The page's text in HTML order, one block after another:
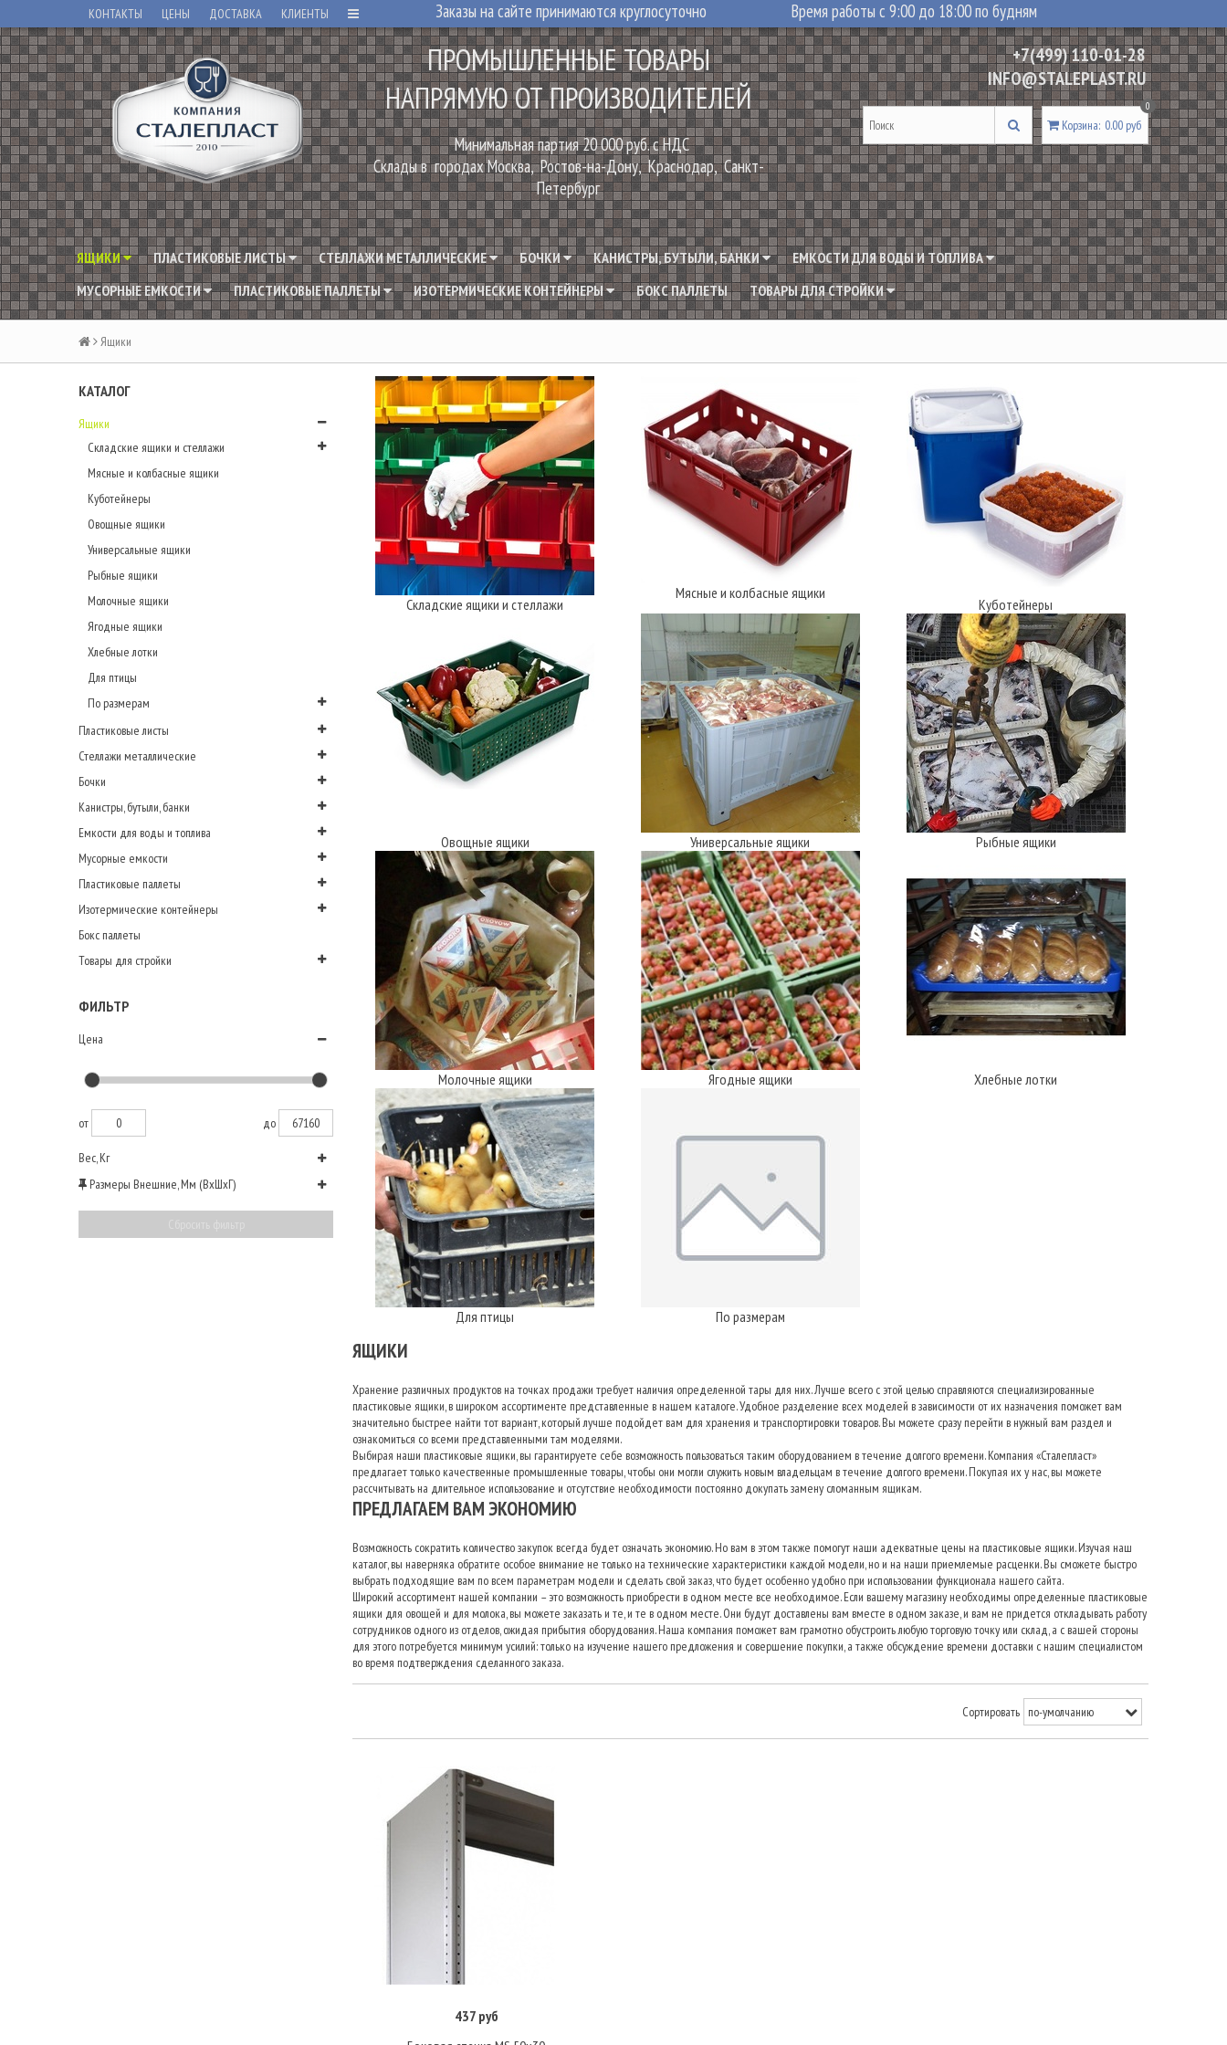
КОНТАКТЫ ЦЕНЫ ДОСТАВКА КЛИЕНТЫ Заказы на сайте принимаются круглосуточно Время работы с 9:00 до 18:00 по будням
ПРОМЫШЛЕННЫЕ ТОВАРЫ
НАПРЯМУЮ ОТ ПРОИЗВОДИТЕЛЕЙ
Минимальная партия 20 000 руб. с НДС
Склады в городах Москва, Ростов-на-Дону, Краснодар, Санкт-
Петербург
+7(499) 110-01-28
INFO@STALEPLAST.RU
Корзина:
0
0.00 руб
ЯЩИКИ ПЛАСТИКОВЫЕ ЛИСТЫ СТЕЛЛАЖИ МЕТАЛЛИЧЕСКИЕ БОЧКИ КАНИСТРЫ, БУТЫЛИ, БАНКИ
ЕМКОСТИ ДЛЯ ВОДЫ И ТОПЛИВА
МУСОРНЫЕ ЕМКОСТИ
ПЛАСТИКОВЫЕ ПАЛЛЕТЫ ИЗОТЕРМИЧЕСКИЕ КОНТЕЙНЕРЫ БОКС ПАЛЛЕТЫ ТОВАРЫ ДЛЯ СТРОЙКИ
Ящики
КАТАЛОГ
Ящики
Складские ящики и стеллажи
Мясные и колбасные ящики
Куботейнеры
Овощные ящики
Универсальные ящики
Рыбные ящики
Молочные ящики
Ягодные ящики
Хлебные лотки
Для птицы
По размерам
Пластиковые листы
Стеллажи металлические
Бочки
Канистры, бутыли, банки
Емкости для воды и топлива
Мусорные емкости
Пластиковые паллеты
Изотермические контейнеры
Бокс паллеты
Товары для стройки
ФИЛЬТР
Цена
от до
Вес, Кг
Размеры Внешние, Мм (ВхШхГ)
Складские ящики и стеллажи
Мясные и колбасные ящики
Куботейнеры
Овощные ящики Универсальные ящики Рыбные ящики
Молочные ящики Ягодные ящики Хлебные лотки
Для птицы По размерам
ЯЩИКИ
Хранение различных продуктов на точках продажи требует наличия определенной тары для них. Лучше всего с этой целью справляются специализированные
пластиковые ящики, в широком ассортименте представленные в нашем каталоге. Удобное разделение всех моделей в зависимости от их назначения поможет вам
значительно быстрее найти тот вариант, который лучше подойдет вам для хранения и транспортировки товаров. Вы можете сразу перейти в нужный вам раздел и
ознакомиться со всеми представленными там моделями.
Выбирая наши пластиковые ящики, вы гарантируете себе возможность пользоваться таким оборудованием в течение долгого времени. Компания «Сталепласт»
предлагает только качественные промышленные товары, чтобы они могли служить новым владельцам в течение долгого времени. Покупая их у нас, вы можете
рассчитывать на длительное использование и отсутствие необходимости постоянно докупать замену сломанным ящикам.
ПРЕДЛАГАЕМ ВАМ ЭКОНОМИЮ
Возможность сократить количество закупок всегда будет означать экономию. Но вам в этом также помогут наши адекватные цены на пластиковые ящики. Изучая наш
каталог, вы наверняка обратите особое внимание не только на технические характеристики каждой модели, но и на наши приемлемые расценки. Вы сможете быстро
выбрать подходящие вам по всем параметрам модели и сделать свой заказ, что будет особенно удобно при использовании функционала нашего сайта.
Широкий ассортимент нашей компании – это возможность приобрести в одном месте все необходимое. Если вашему магазину необходимы определенные пластиковые
ящики для овощей и для молока, вы можете заказать и те, и те в одном месте. Они будут доставлены вам вместе в одном заказе, и вам не придется откладывать работу
сотрудников одного из отделов, ожидая прибытия оборудования. Наша компания поможет вам грамотно обустроить любую торговую точку или склад, а с вашей стороны
для этого потребуется минимум усилий: только на изучение нашего предложения и совершение покупки, а также обсуждение времени доставки с нашим специалистом
во время подтверждения сделанного заказа.
Сортировать
В корзину
437 руб